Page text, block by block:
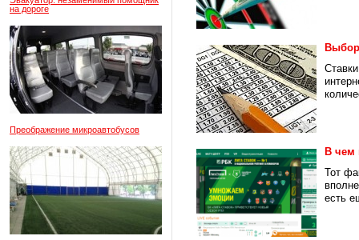
на дороге
Преображение микроавтобусов
В чем
Тот
есть